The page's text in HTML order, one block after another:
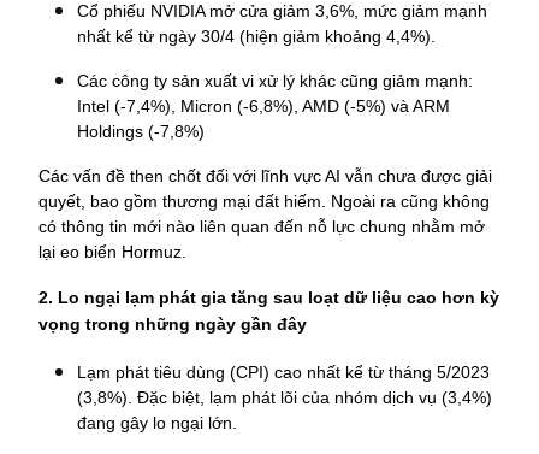
Cổ phiếu NVIDIA mở cửa giảm 3,6%, mức giảm mạnh
nhất kể từ ngày 30/4 (hiện giảm khoảng 4,4%).
Intel (-7,4%), Micron (-6,8%), AMD (-5%) và ARM
Holdings (-7,8%)
Các vấn đề then chốt đối với lĩnh vực AI vẫn chưa được giải
quyết, bao gồm thương mại đất hiếm. Ngoài ra cũng không
có thông tin mới nào liên quan đến nỗ lực chung nhằm mở
lại eo biển Hormuz.
2. Lo ngại lạm phát gia tăng sau loạt dữ liệu cao hơn kỳ
vọng trong những ngày gần đây
Lạm phát tiêu dùng (CPI) cao nhất kể từ tháng 5/2023
(3,8%). Đặc biệt, lạm phát lõi của nhóm dịch vụ (3,4%)
đang gây lo ngại lớn.